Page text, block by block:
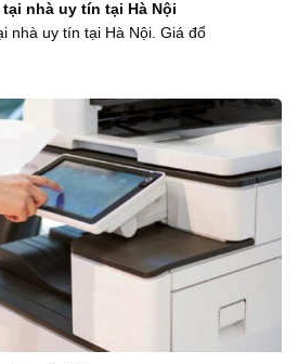
nhà uy tín tại Hà Nội
nhà uy tín tại Hà Nội. Giá đổ